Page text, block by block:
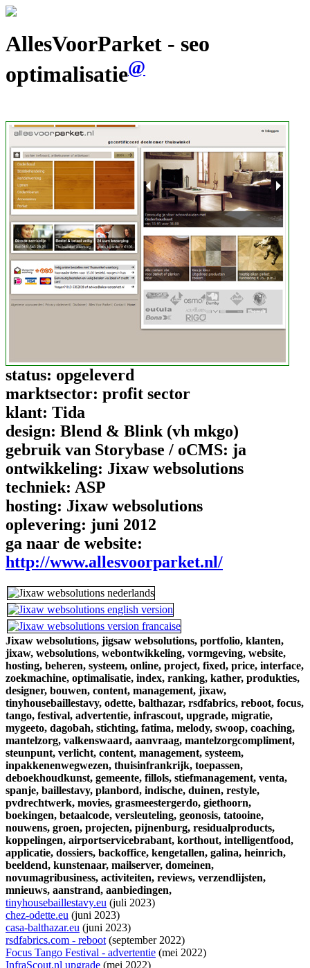
AllesVoorParket - seo
optimalisatie@
status: opgeleverd
marktsector: profit sector
klant: Tida
design: Blend & Blink (vh mkgo)
gebruik van Storybase / oCMS: ja
ontwikkeling: Jixaw websolutions
techniek: ASP
hosting: Jixaw websolutions
oplevering: juni 2012
ga naar de website:
http://www.allesvoorparket.nl/
Jixaw websolutions, jigsaw websolutions, portfolio, klanten,
jixaw, websolutions, webontwikkeling, vormgeving, website,
hosting, beheren, systeem, online, project, fixed, price, interface,
zoekmachine, optimalisatie, index, ranking, kather, produkties,
designer, bouwen, content, management, jixaw,
tinyhousebaillestavy, odette, balthazar, rsdfabrics, reboot, focus,
tango, festival, advertentie, infrascout, upgrade, migratie,
mygeeto, dagobah, stichting, fatima, melody, swoop, coaching,
mantelzorg, valkenswaard, aanvraag, mantelzorgcompliment,
steunpunt, verlicht, content, management, systeem,
inpakkenenwegwezen, thuisinfrankrijk, toepassen,
deboekhoudkunst, gemeente, fillols, stiefmanagement, venta,
spanje, baillestavy, planbord, indische, duinen, restyle,
pvdrechtwerk, movies, grasmeestergerdo, giethoorn,
boekingen, betaalcode, versleuteling, geonosis, tatooine,
nouwens, groen, projecten, pijnenburg, residualproducts,
koppelingen, airportservicebrabant, korthout, intelligentfood,
applicatie, dossiers, backoffice, kengetallen, galina, heinrich,
beeldend, kunstenaar, mailserver, domeinen,
novumagribusiness, activiteiten, reviews, verzendlijsten,
mnieuws, aanstrand, aanbiedingen,
tinyhousebaillestavy.eu (juli 2023)
chez-odette.eu (juni 2023)
casa-balthazar.eu (juni 2023)
rsdfabrics.com - reboot(september 2022)
Focus Tango Festival - advertentie (mei 2022)
InfraScout.nl upgrade (mei 2022)